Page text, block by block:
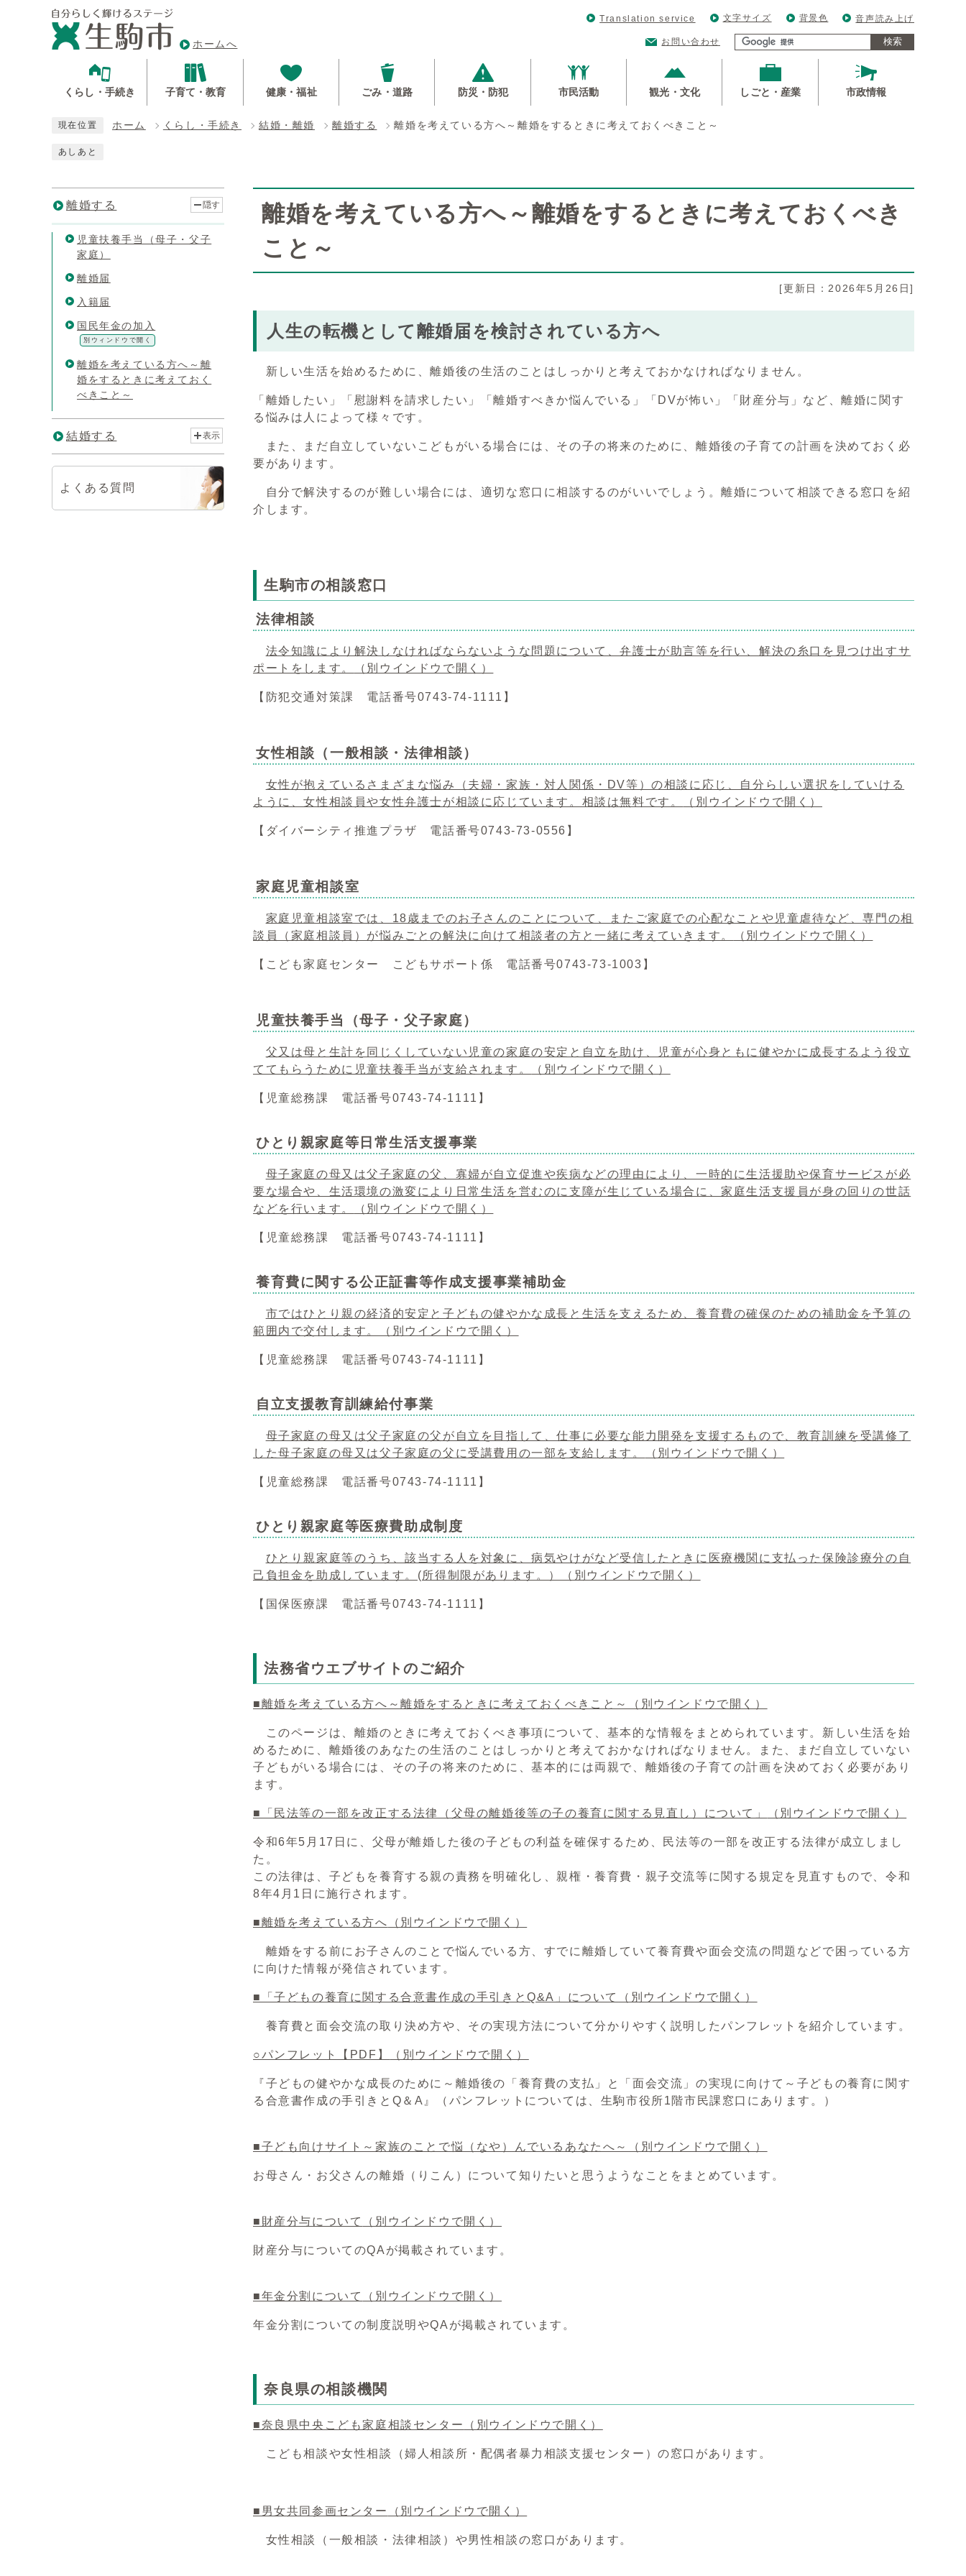
ホームへ
Translation service 文字サイズ 背景色 音声読み上げ
お問い合わせ 検索
くらし・手続き 子育て・教育 健康・福祉 ごみ・道路 防災・防犯 市民活動 観光・文化 しごと・産業 市政情報
現在位置 ホーム くらし・手続き 結婚・離婚 離婚する 離婚を考えている方へ～離婚をするときに考えておくべきこと～
あしあと
離婚を考えている方へ～離婚をするときに考えておくべき
こと～
[更新日：2026年5月26日]
人生の転機として離婚届を検討されている方へ
新しい生活を始めるために、離婚後の生活のことはしっかりと考えておかなければなりません。
「離婚したい」「慰謝料を請求したい」「離婚すべきか悩んでいる」「DVが怖い」「財産分与」など、離婚に関す
る悩みは人によって様々です。
また、まだ自立していないこどもがいる場合には、その子の将来のために、離婚後の子育ての計画を決めておく必
要があります。
自分で解決するのが難しい場合には、適切な窓口に相談するのがいいでしょう。離婚について相談できる窓口を紹
介します。
生駒市の相談窓口
法律相談
法令知識により解決しなければならないような問題について、弁護士が助言等を行い、解決の糸口を見つけ出すサ
ポートをします。
（別ウインドウで開く）
【防犯交通対策課 電話番号0743-74-1111】
女性相談（一般相談・法律相談）
女性が抱えているさまざまな悩み（夫婦・家族・対人関係・DV等）の相談に応じ、自分らしい選択をしていける
ように、女性相談員や女性弁護士が相談に応じています。相談は無料です。
（別ウインドウで開く）
【ダイバーシティ推進プラザ 電話番号0743-73-0556】
家庭児童相談室
家庭児童相談室では、18歳までのお子さんのことについて、またご家庭での心配なことや児童虐待など、専門の相
談員（家庭相談員）が悩みごとの解決に向けて相談者の方と一緒に考えていきます。
（別ウインドウで開く）
【こども家庭センター こどもサポート係 電話番号0743-73-1003】
児童扶養手当（母子・父子家庭）
父又は母と生計を同じくしていない児童の家庭の安定と自立を助け、児童が心身ともに健やかに成長するよう役立
ててもらうために児童扶養手当が支給されます。
（別ウインドウで開く）
【児童総務課 電話番号0743-74-1111】
ひとり親家庭等日常生活支援事業
母子家庭の母又は父子家庭の父、寡婦が自立促進や疾病などの理由により、一時的に生活援助や保育サービスが必
要な場合や、生活環境の激変により日常生活を営むのに支障が生じている場合に、家庭生活支援員が身の回りの世話
などを行います。
（別ウインドウで開く）
【児童総務課 電話番号0743-74-1111】
養育費に関する公正証書等作成支援事業補助金
市ではひとり親の経済的安定と子どもの健やかな成長と生活を支えるため、養育費の確保のための補助金を予算の
範囲内で交付します。
（別ウインドウで開く）
【児童総務課 電話番号0743-74-1111】
自立支援教育訓練給付事業
母子家庭の母又は父子家庭の父が自立を目指して、仕事に必要な能力開発を支援するもので、教育訓練を受講修了
した母子家庭の母又は父子家庭の父に受講費用の一部を支給します。
（別ウインドウで開く）
【児童総務課 電話番号0743-74-1111】
ひとり親家庭等医療費助成制度
ひとり親家庭等のうち、該当する人を対象に、病気やけがなど受信したときに医療機関に支払った保険診療分の自
己負担金を助成しています。(所得制限があります。）
（別ウインドウで開く）
【国保医療課 電話番号0743-74-1111】
法務省ウエブサイトのご紹介
■離婚を考えている方へ～離婚をするときに考えておくべきこと～ （別ウインドウで開く）
このページは、離婚のときに考えておくべき事項について、基本的な情報をまとめられています。新しい生活を始
めるために、離婚後のあなたの生活のことはしっかりと考えておかなければなりません。また、まだ自立していない
子どもがいる場合には、その子の将来のために、基本的には両親で、離婚後の子育ての計画を決めておく必要があり
ます。
■「民法等の一部を改正する法律（父母の離婚後等の子の養育に関する見直し）について」 （別ウインドウで開く）
令和6年5月17日に、父母が離婚した後の子どもの利益を確保するため、民法等の一部を改正する法律が成立しまし
た。
この法律は、子どもを養育する親の責務を明確化し、親権・養育費・親子交流等に関する規定を見直すもので、令和
8年4月1日に施行されます。
■離婚を考えている方へ （別ウインドウで開く）
離婚をする前にお子さんのことで悩んでいる方、すでに離婚していて養育費や面会交流の問題などで困っている方
に向けた情報が発信されています。
■「子どもの養育に関する合意書作成の手引きとQ&A」について （別ウインドウで開く）
養育費と面会交流の取り決め方や、その実現方法について分かりやすく説明したパンフレットを紹介しています。
○パンフレット【PDF】 （別ウインドウで開く）
『子どもの健やかな成長のために～離婚後の「養育費の支払」と「面会交流」の実現に向けて～子どもの養育に関す
る合意書作成の手引きとQ＆A』（パンフレットについては、生駒市役所1階市民課窓口にあります。）
■子ども向けサイト～家族のことで悩（なや）んでいるあなたへ～ （別ウインドウで開く）
お母さん・お父さんの離婚（りこん）について知りたいと思うようなことをまとめています。
■財産分与について （別ウインドウで開く）
財産分与についてのQAが掲載されています。
■年金分割について （別ウインドウで開く）
年金分割についての制度説明やQAが掲載されています。
奈良県の相談機関
■奈良県中央こども家庭相談センター （別ウインドウで開く）
こども相談や女性相談（婦人相談所・配偶者暴力相談支援センター）の窓口があります。
■男女共同参画センター （別ウインドウで開く）
女性相談（一般相談・法律相談）や男性相談の窓口があります。
離婚する 隠す
児童扶養手当（母子・父子
家庭）
離婚届
入籍届
国民年金の加入
別ウィンドウで開く
離婚を考えている方へ～離
婚をするときに考えておく
べきこと～
結婚する 表示
よくある質問